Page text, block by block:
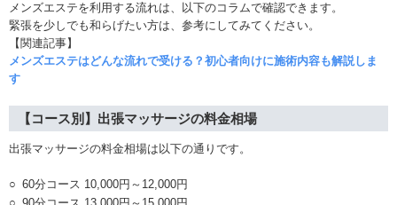
メンズエステを利用する流れは、以下のコラムで確認できます。
緊張を少しでも和らげたい方は、参考にしてみてください。
【関連記事】
メンズエステはどんな流れで受ける？初心者向けに施術内容も解説しま
す
【コース別】出張マッサージの料金相場
出張マッサージの料金相場は以下の通りです。
60分コース 10,000円～12,000円